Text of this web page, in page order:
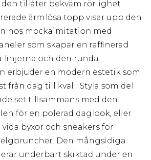
tillåter bekväm rörlighet
ärmlösa topp visar upp den
hos mockaimitation med
som skapar en raffinerad
linjerna och den runda
erbjuder en modern estetik som
från dag till kväll. Styla som del
set tillsammans med den
för en polerad daglook, eller
byxor och sneakers för
Den mångsidiga
underbart skiktad under en